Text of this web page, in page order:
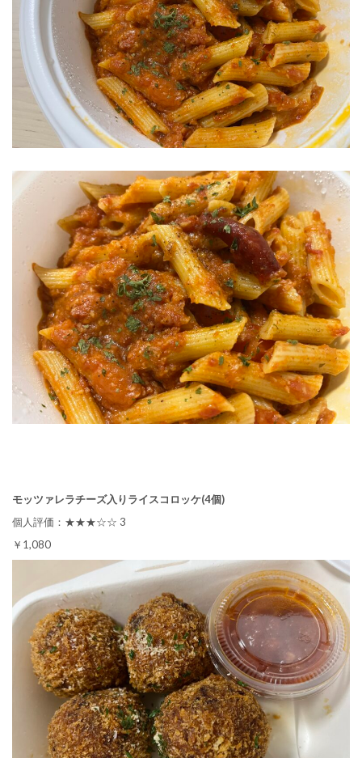
モッツァレラチーズ入りライスコロッケ(4個)
個人評価：★★★☆☆ 3
￥1,080